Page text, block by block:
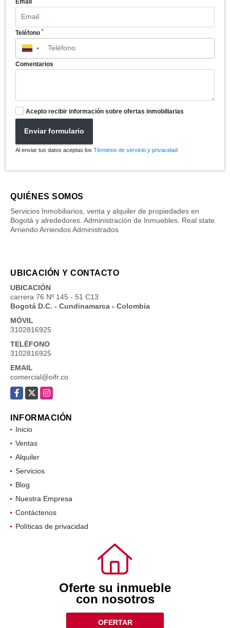
Teléfono *
▼
Comentarios
Acepto recibir información sobre ofertas inmobiliarias
Enviar formulario
Al enviar tus datos aceptas los Términos de servicio y privacidad
QUIÉNES SOMOS
Servicios Inmobiliarios, venta y alquiler de propiedades en
Bogotá y alrededores. Administración de Inmuebles. Real state.
Arriendo Arriendos Administrados
UBICACIÓN Y CONTACTO
UBICACIÓN
carrera 76 Nº 145 - 51 C13
Bogotá D.C. - Cundinamarca - Colombia
MÓVIL
3102816925
TELÉFONO
3102816925
EMAIL
comercial@oifr.co
Facebook
X Instagram
INFORMACIÓN
Inicio
Ventas
Alquiler
Servicios
Blog
Nuestra Empresa
Contáctenos
Políticas de privacidad
Oferte su inmueble
con nosotros
OFERTAR